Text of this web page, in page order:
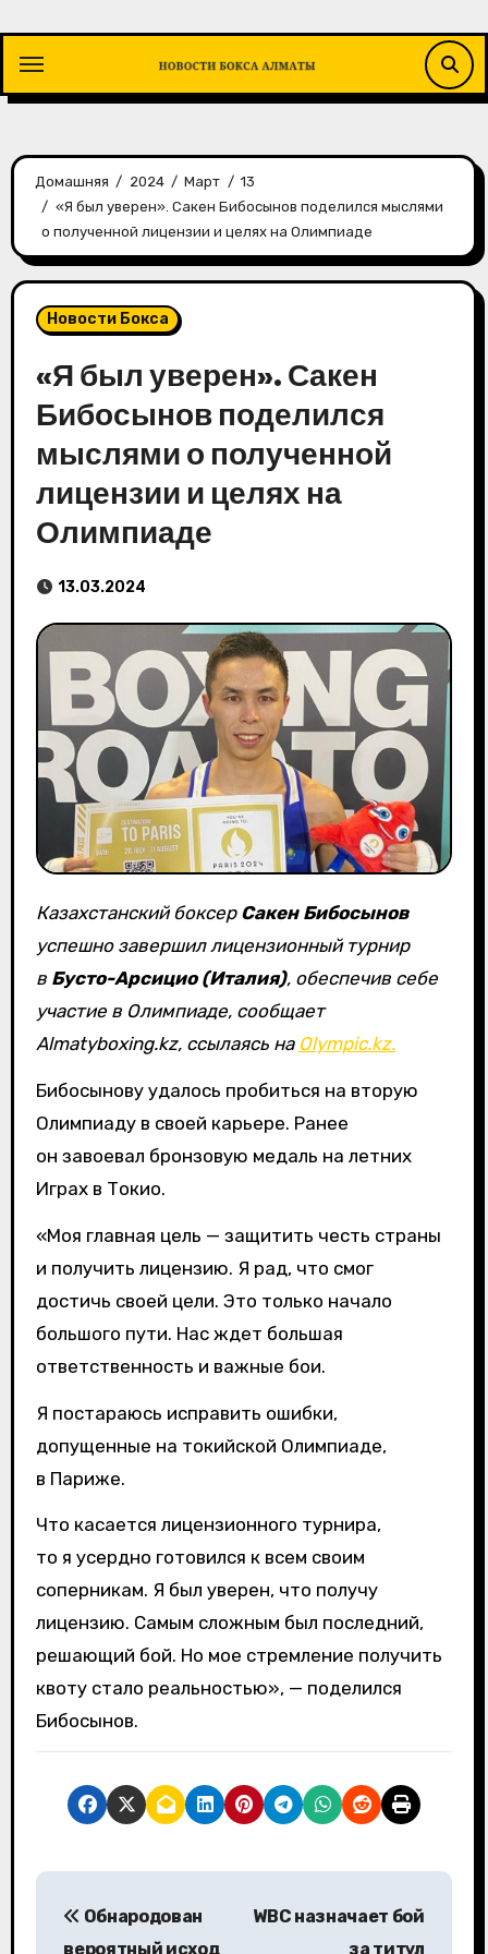
содержимому
Домашняя 2024 Март
13
«Я был уверен». Сакен Бибосынов поделился мыслями
о полученной лицензии и целях на Олимпиаде
Новости Бокса
«Я был уверен». Сакен
Бибосынов поделился
мыслями о полученной
лицензии и целях на
Олимпиаде
13.03.2024
Казахстанский боксер Сакен Бибосынов
успешно завершил лицензионный турнир
в Бусто-Арсицио (Италия), обеспечив себе
участие в Олимпиаде, сообщает
Almatyboxing.kz, ссылаясь на Olympic.kz.
Бибосынову удалось пробиться на вторую
Олимпиаду в своей карьере. Ранее
он завоевал бронзовую медаль на летних
Играх в Токио.
«Моя главная цель — защитить честь страны
и получить лицензию. Я рад, что смог
достичь своей цели. Это только начало
большого пути. Нас ждет большая
ответственность и важные бои.
Я постараюсь исправить ошибки,
допущенные на токийской Олимпиаде,
в Париже.
Что касается лицензионного турнира,
то я усердно готовился к всем своим
соперникам. Я был уверен, что получу
лицензию. Самым сложным был последний,
решающий бой. Но мое стремление получить
квоту стало реальностью», — поделился
Бибосынов.
Н
Обнародован
вероятный исход
WBC назначает бой
за титул